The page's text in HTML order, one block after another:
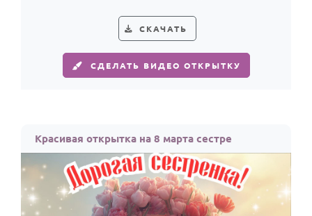
СКАЧАТЬ
СДЕЛАТЬ ВИДЕО ОТКРЫТКУ
Красивая открытка на 8 марта сестре